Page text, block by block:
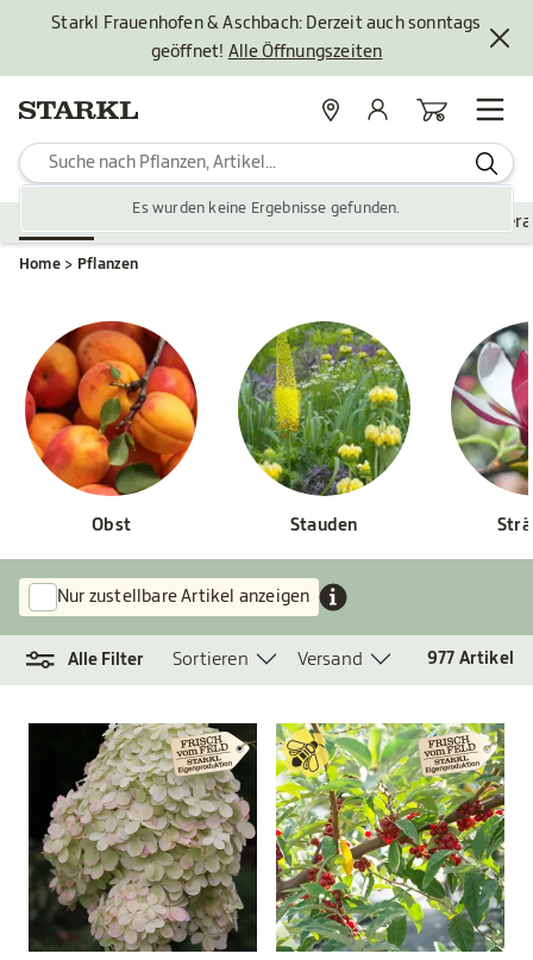
Starkl Frauenhofen & Aschbach: Derzeit auch sonntags
geöffnet! Alle Öffnungszeiten
Es wurden keine Ergebnisse gefunden.
StandorteMein KontoWarenkorb
Zubehör Gartengestaltung
Home Pflanzen
Obst Stauden
Nur zustellbare Artikel anzeigen
Alle Filter Sortieren Versand 977 Artikel